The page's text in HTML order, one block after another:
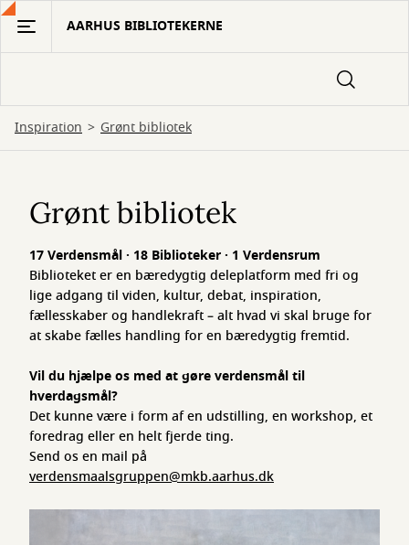
Gå
hovedindhold
AARHUS BIBLIOTEKERNE
Inspiration Grønt bibliotek
Grønt bibliotek
17 Verdensmål · 18 Biblioteker · 1 Verdensrum
Biblioteket er en bæredygtig deleplatform med fri og
lige adgang til viden, kultur, debat, inspiration,
fællesskaber og handlekraft – alt hvad vi skal bruge for
at skabe fælles handling for en bæredygtig fremtid.
Vil du hjælpe os med at gøre verdensmål til
hverdagsmål?
Det kunne være i form af en udstilling, en workshop, et
foredrag eller en helt fjerde ting.
Send os en mail på
verdensmaalsgruppen@mkb.aarhus.dk